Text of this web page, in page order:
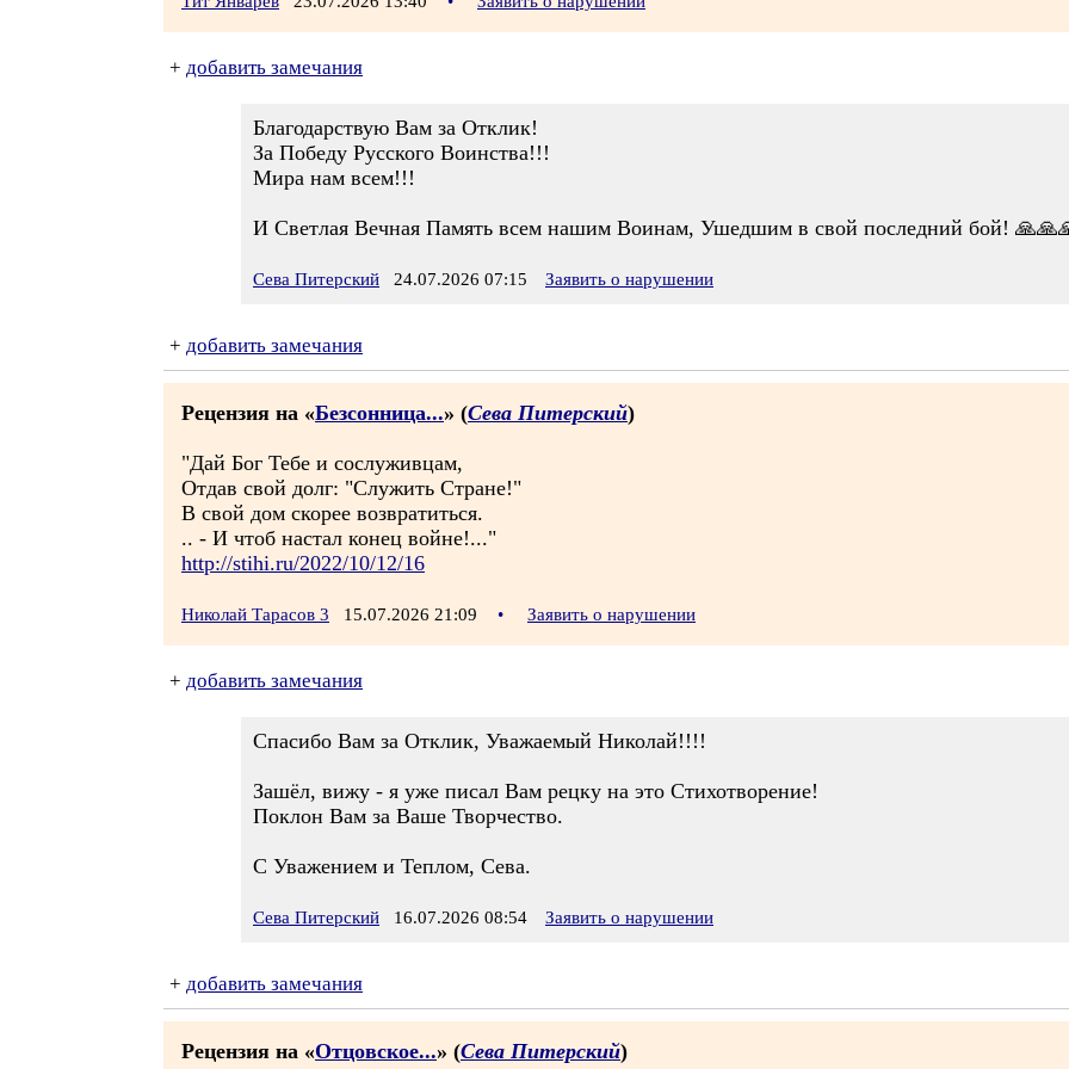
+ добавить замечания
Благодарствую Вам за Отклик!
За Победу Русского Воинства!!!
Мира нам всем!!!
И Светлая Вечная Память всем нашим Воинам, Ушедшим в свой последний бой!
Сева Питерский 24.07.2026 07:15 Заявить о нарушении
+ добавить замечания
Рецензия на «Безсонница...» (Сева Питерский)
"Дай Бог Тебе и сослуживцам,
Отдав свой долг: "Служить Стране!"
В свой дом скорее возвратиться.
.. - И чтоб настал конец войне!..."
http://stihi.ru/2022/10/12/16
Николай Тарасов 3 15.07.2026 21:09 • Заявить о нарушении
+ добавить замечания
Спасибо Вам за Отклик, Уважаемый Николай!!!!
Зашёл, вижу - я уже писал Вам рецку на это Стихотворение!
Поклон Вам за Ваше Творчество.
С Уважением и Теплом, Сева.
Сева Питерский 16.07.2026 08:54 Заявить о нарушении
+ добавить замечания
Рецензия на «Отцовское...» (Сева Питерский)